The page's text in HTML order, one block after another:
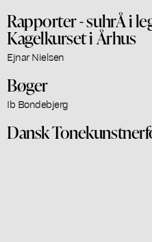
Rapporter - suhrÅ i
Kagelkurset i Århus
Ejnar Nielsen
Bøger
Ib Bondebjerg
Dansk